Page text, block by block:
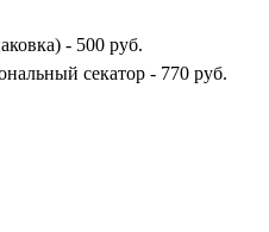
- 500 руб.
секатор - 770 руб.